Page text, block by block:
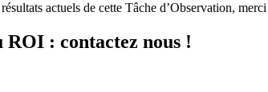
actuels de cette Tâche d’Observation,
ROI : contactez nous !